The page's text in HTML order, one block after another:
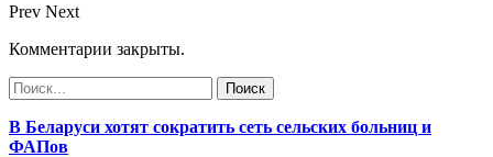
Prev Next
Комментарии закрыты.
В Беларуси хотят сократить сеть сельских больниц и
ФАПов